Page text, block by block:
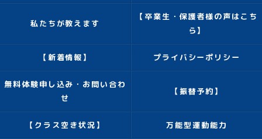
私たちが教えます
【卒業生・保護者様の声はこち
ら】
【新着情報】 プライバシーポリシー
無料体験申し込み・お問い合わ
せ
【振替予約】
【クラス空き状況】 万能型運動能力